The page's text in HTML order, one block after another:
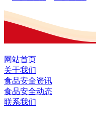
网站首页
关于我们
食品安全资讯
食品安全动态
联系我们